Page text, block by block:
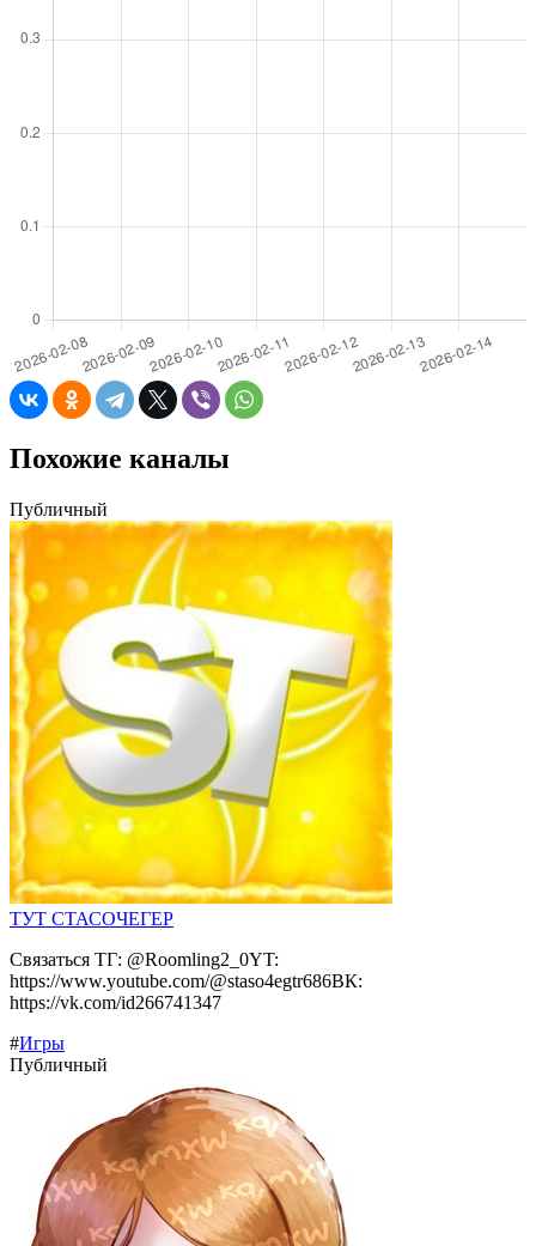
Похожие каналы
Публичный
ТУТ СТАСОЧЕГЕР
Связаться ТГ: @Roomling2_0YT:
https://www.youtube.com/@staso4egtr686ВК:
https://vk.com/id266741347
#Игры
Публичный